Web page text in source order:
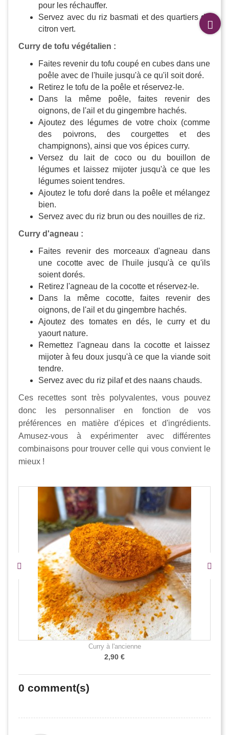
pour les réchauffer.
Servez avec du riz basmati et des quartiers de
citron vert.
Curry de tofu végétalien :
Faites revenir du tofu coupé en cubes dans une
poêle avec de l'huile jusqu'à ce qu'il soit doré.
Retirez le tofu de la poêle et réservez-le.
Dans la même poêle, faites revenir des
oignons, de l'ail et du gingembre hachés.
Ajoutez des légumes de votre choix (comme
des poivrons, des courgettes et des
champignons), ainsi que vos épices curry.
Versez du lait de coco ou du bouillon de
légumes et laissez mijoter jusqu'à ce que les
légumes soient tendres.
Ajoutez le tofu doré dans la poêle et mélangez
bien.
Servez avec du riz brun ou des nouilles de riz.
Curry d'agneau :
Faites revenir des morceaux d'agneau dans
une cocotte avec de l'huile jusqu'à ce qu'ils
soient dorés.
Retirez l'agneau de la cocotte et réservez-le.
Dans la même cocotte, faites revenir des
oignons, de l'ail et du gingembre hachés.
Ajoutez des tomates en dés, le curry et du
yaourt nature.
Remettez l'agneau dans la cocotte et laissez
mijoter à feu doux jusqu'à ce que la viande soit
tendre.
Servez avec du riz pilaf et des naans chauds.
Ces recettes sont très polyvalentes, vous pouvez
donc les personnaliser en fonction de vos
préférences en matière d'épices et d'ingrédients.
Amusez-vous à expérimenter avec différentes
combinaisons pour trouver celle qui vous convient le
mieux !
Curry à l'ancienne
2,90 €
0 comment(s)